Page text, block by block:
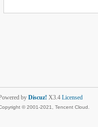
by Discuz! X3.4 Licensed
© 2001-2021, Tencent Cloud.